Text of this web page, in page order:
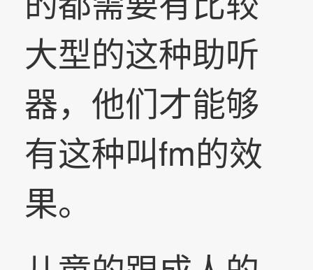
大型的这种助听
器，他们才能够
有这种叫fm的效
果。